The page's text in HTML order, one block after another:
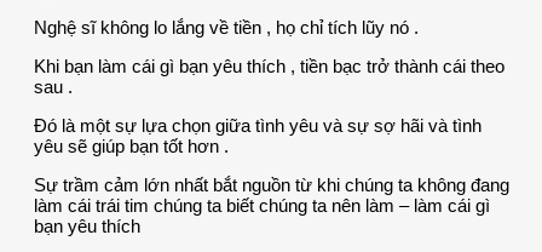
Nghệ sĩ không lo lắng về tiền , họ chỉ tích lũy nó .
Khi bạn làm cái gì bạn yêu thích , tiền bạc trở thành cái theo
sau .
Đó là một sự lựa chọn giữa tình yêu và sự sợ hãi và tình
yêu sẽ giúp bạn tốt hơn .
Sự trầm cảm lớn nhất bắt nguồn từ khi chúng ta không đang
làm cái trái tim chúng ta biết chúng ta nên làm – làm cái gì
bạn yêu thích